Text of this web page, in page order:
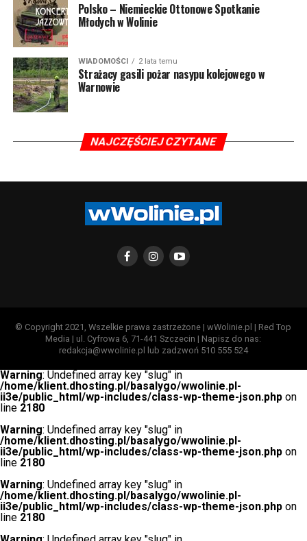
Polsko – Niemieckie Ottonowe Spotkanie
Młodych w Wolinie
WIADOMOŚCI 2 lata temu
Strażacy gasili pożar nasypu kolejowego w
Warnowie
NAJCZĘŚCIEJ CZYTANE
© Copyright 2021, Wszelkie prawa zastrzeżone | wWolinie.pl | Red Top
Media | ul. Cyfrowa 6, 71-441 Szczecin | Napisz do nas:
redakcja@wwolinie.pl lub zadzwoń 510 555 524
Warning: Undefined array key "slug" in
/home/klient.dhosting.pl/basalygo/wwolinie.pl-
ii3e/public_html/wp-includes/class-wp-theme-json.php on
line 2180
Warning: Undefined array key "slug" in
/home/klient.dhosting.pl/basalygo/wwolinie.pl-
ii3e/public_html/wp-includes/class-wp-theme-json.php on
line 2180
Warning: Undefined array key "slug" in
/home/klient.dhosting.pl/basalygo/wwolinie.pl-
ii3e/public_html/wp-includes/class-wp-theme-json.php on
line 2180